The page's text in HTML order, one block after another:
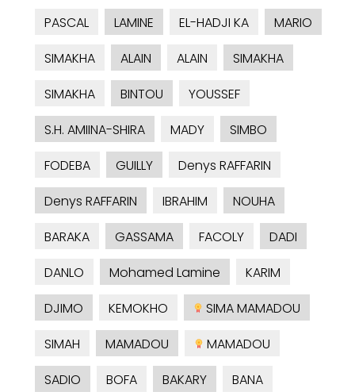
PASCAL
LAMINE EL-HADJI KA
MARIO
SIMAKHA
ALAIN ALAIN
SIMAKHA
SIMAKHA
BINTOU
YOUSSEF
S.H. AMIINA-SHIRA
MADY
SIMBO
FODEBA
GUILLY
Denys RAFFARIN
Denys RAFFARIN
IBRAHIM
NOUHA
BARAKA
GASSAMA FACOLY
DADI
DANLO
Mohamed Lamine
KARIM
DJIMO
KEMOKHO
SIMA MAMADOU
SIMAH
MAMADOU
MAMADOU
SADIO
BOFA BAKARY
BANA